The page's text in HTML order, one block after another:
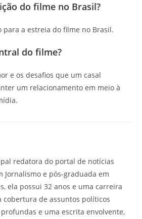
do filme no Brasil?
para a estreia do filme no Brasil.
do filme?
e os desafios que um casal
um relacionamento em meio à
redatora do portal de notícias
Jornalismo e pós-graduada em
ela possui 32 anos e uma carreira
cobertura de assuntos políticos
e uma escrita envolvente,